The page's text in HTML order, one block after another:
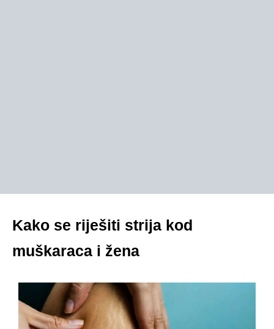
Kako se riješiti strija kod
muškaraca i žena